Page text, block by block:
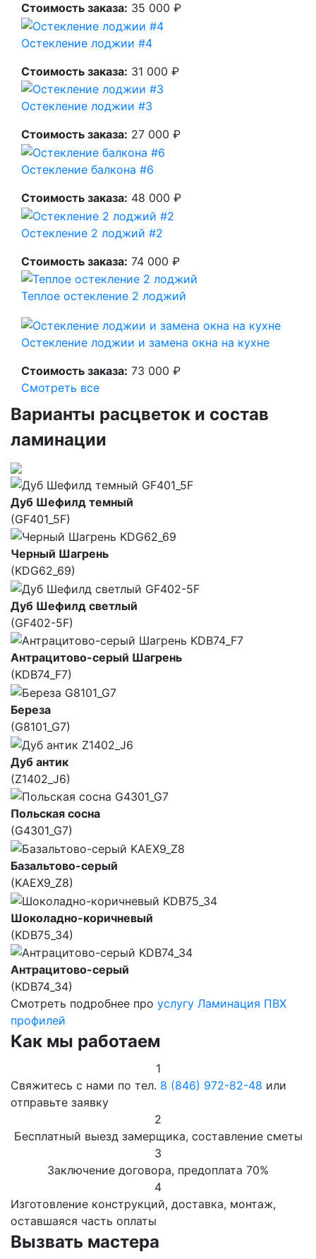
Стоимость заказа: 35 000 ₽
Остекление лоджии #4
Стоимость заказа: 31 000 ₽
Остекление лоджии #3
Стоимость заказа: 27 000 ₽
Остекление балкона #6
Стоимость заказа: 48 000 ₽
Остекление 2 лоджий #2
Стоимость заказа: 74 000 ₽
Теплое остекление 2 лоджий
Остекление лоджии и замена окна на кухне
Стоимость заказа: 73 000 ₽
Смотреть все
Варианты расцветок и состав
ламинации
Дуб Шефилд темный
(GF401_5F)
Черный Шагрень
(KDG62_69)
Дуб Шефилд светлый
(GF402-5F)
Антрацитово-серый Шагрень
(KDB74_F7)
Береза
(G8101_G7)
Дуб антик
(Z1402_J6)
Польская сосна
(G4301_G7)
Базальтово-серый
(KAEX9_Z8)
Шоколадно-коричневый
(KDB75_34)
Антрацитово-серый
(KDB74_34)
Смотреть подробнее про услугу Ламинация ПВХ
профилей
Как мы работаем
1
Свяжитесь с нами по тел. 8 (846) 972-82-48 или
отправьте заявку
2
Бесплатный выезд замерщика, составление сметы
3
Заключение договора, предоплата 70%
4
Изготовление конструкций, доставка, монтаж,
оставшаяся часть оплаты
Вызвать мастера